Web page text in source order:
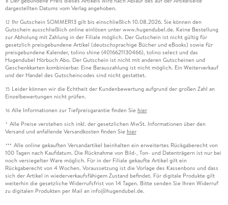
dargestellten Datums vom Verlag angehoben.
12 Ihr Gutschein SOMMER13 gilt bis einschließlich 10.08.2026. Sie können den
Gutschein ausschließlich online einlösen unter www.hugendubel.de. Keine Bestellung
zur Abholung mit Zahlung in der Filiale möglich. Der Gutschein ist nicht gültig für
gesetzlich preisgebundene Artikel (deutschsprachige Bücher und eBooks) sowie für
preisgebundene Kalender, tolino shine (4016621130466), tolino select und das
Hugendubel Hörbuch Abo. Der Gutschein ist nicht mit anderen Gutscheinen und
Geschenkkarten kombinierbar. Eine Barauszahlung ist nicht möglich. Ein Weiterverkauf
und der Handel des Gutscheincodes sind nicht gestattet.
15 Leider können wir die Echtheit der Kundenbewertung aufgrund der großen Zahl an
Einzelbewertungen nicht prüfen.
16 Alle Informationen zur Tiefpreisgarantie finden Sie hier
* Alle Preise verstehen sich inkl. der gesetzlichen MwSt. Informationen über den
Versand und anfallende Versandkosten finden Sie hier
*** Alle online gekauften Versandartikel beinhalten ein erweitertes Rückgaberecht von
100 Tagen nach Kaufdatum. Die Rücknahme von Bild-, Ton- und Datenträgern ist nur bei
noch versiegelter Ware möglich. Für in der Filiale gekaufte Artikel gilt ein
Rückgaberecht von 4 Wochen. Voraussetzung ist die Vorlage des Kassenbons und dass
sich der Artikel in wiederverkaufsfähigem Zustand befindet. Für digitale Produkte gilt
weiterhin die gesetzliche Widerrufsfrist von 14 Tagen. Bitte senden Sie Ihren Widerruf
zu digitalen Produkten per Mail an info@hugendubel.de.